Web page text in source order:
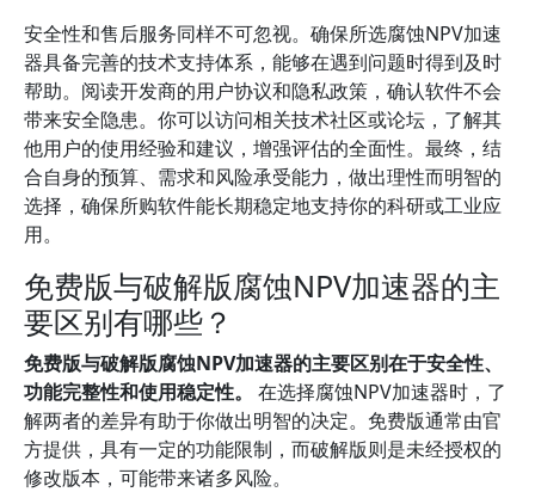
安全性和售后服务同样不可忽视。确保所选腐蚀NPV加速
器具备完善的技术支持体系，能够在遇到问题时得到及时
帮助。阅读开发商的用户协议和隐私政策，确认软件不会
带来安全隐患。你可以访问相关技术社区或论坛，了解其
他用户的使用经验和建议，增强评估的全面性。最终，结
合自身的预算、需求和风险承受能力，做出理性而明智的
选择，确保所购软件能长期稳定地支持你的科研或工业应
用。
免费版与破解版腐蚀NPV加速器的主
要区别有哪些？
免费版与破解版腐蚀NPV加速器的主要区别在于安全性、
功能完整性和使用稳定性。 在选择腐蚀NPV加速器时，了
解两者的差异有助于你做出明智的决定。免费版通常由官
方提供，具有一定的功能限制，而破解版则是未经授权的
修改版本，可能带来诸多风险。